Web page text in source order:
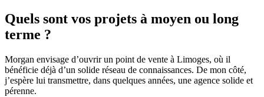
Quels sont vos projets à moyen ou long
terme ?
Morgan envisage d’ouvrir un point de vente à Limoges, où il
bénéficie déjà d’un solide réseau de connaissances. De mon côté,
j’espère lui transmettre, dans quelques années, une agence solide et
pérenne.